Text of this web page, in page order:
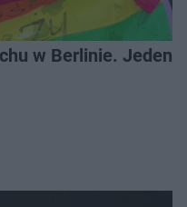
w Berlinie. Jeden